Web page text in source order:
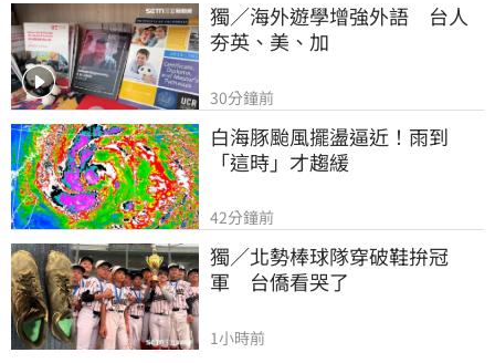
獨／海外遊學增強外語　台人
夯英、美、加
30分鐘前
白海豚颱風擺盪逼近！雨到
「這時」才趨緩
42分鐘前
獨／北勢棒球隊穿破鞋拚冠
軍　台僑看哭了
1小時前